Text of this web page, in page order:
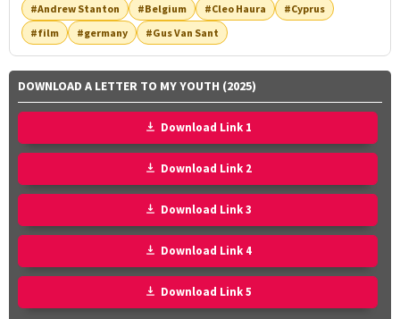
#Andrew Stanton
#Belgium #Cleo Haura
#Cyprus
#film
#germany #Gus Van Sant
DOWNLOAD A LETTER TO MY YOUTH (2025)
Download Link 1
Download Link 2
Download Link 3
Download Link 4
Download Link 5